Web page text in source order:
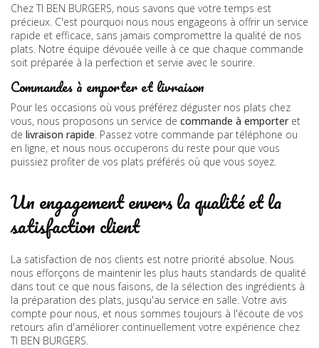
Chez TI BEN BURGERS, nous savons que votre temps est
précieux. C'est pourquoi nous nous engageons à offrir un service
rapide et efficace, sans jamais compromettre la qualité de nos
plats. Notre équipe dévouée veille à ce que chaque commande
soit préparée à la perfection et servie avec le sourire.
Commandes à emporter et livraison
Pour les occasions où vous préférez déguster nos plats chez
vous, nous proposons un service de commande à emporteret
de livraison rapide. Passez votre commande par téléphone ou
en ligne, et nous nous occuperons du reste pour que vous
puissiez profiter de vos plats préférés où que vous soyez.
Un engagement envers la qualité et la
satisfaction client
La satisfaction de nos clients est notre priorité absolue. Nous
nous efforçons de maintenir les plus hauts standards de qualité
dans tout ce que nous faisons, de la sélection des ingrédients à
la préparation des plats, jusqu'au service en salle. Votre avis
compte pour nous, et nous sommes toujours à l'écoute de vos
retours afin d'améliorer continuellement votre expérience chez
TI BEN BURGERS.